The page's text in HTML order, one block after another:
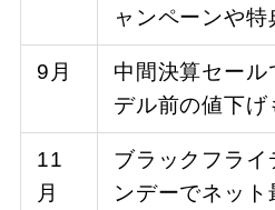
ャンペーンや特
9月
中間決算セール
デル前の値下げ
11
月
ブラックフライ
ンデーでネット